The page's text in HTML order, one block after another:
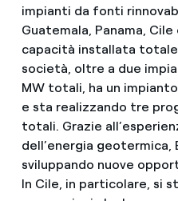
impianti da fonti
Guatemala, Panama, Cile
capacità installata totale
società, oltre a due
MW totali, ha un
e sta realizzando tre
totali. Grazie
dell’energia geotermica,
sviluppando nuove
In Cile, in particolare, si